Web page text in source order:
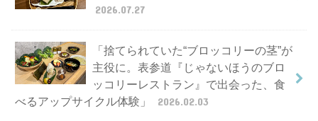
2026.07.27
「捨てられていた“ブロッコリーの茎”が
主役に。表参道『じゃないほうのブロ
ッコリーレストラン』で出会った、食
べるアップサイクル体験」
2026.02.03